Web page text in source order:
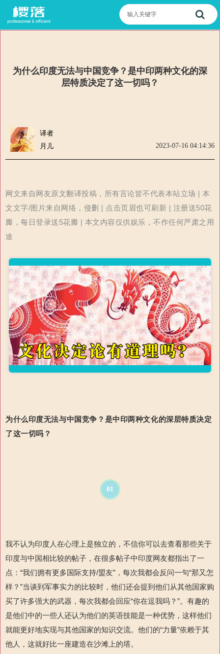
为什么印度无法与中国竞争？是中印两种文化的深
层特质决定了这一切吗？
译者
月儿
2023-07-16 04:14:36
网文来自网友原文翻译投稿，所有言论皆不代表本站立场 | 本
文文字/图片来自网络，侵删 | 点击页眉也可刷新 | 注册送50花
瓣，每日登录送5花瓣 | 本文内容仅供娱乐，不作任何严肃之用
途
为什么印度无法与中国竞争？ 是中印两种文化的深层特质决定
了这一切吗？
01
我不认为印度人在心理上是独立的，不信你可以去查看那些关于
印度与中国相比较的帖子，在很多帖子中印度网友都指出了一
点： “我们拥有更多国际支持/盟友” ，每次我都会反问一句“那又怎
样？”当谈到军事实力的比较时，他们还会提到他们从其他国家购
买了许多强大的武器，每次我都会回应“你在逗我吗？”。有趣的
是他们中的一些人还认为他们的英语技能是一种优势，这样他们
就能更好地实现与其他国家的知识交流。他们的“力量”依赖于其
他人，这就好比一座建造在沙滩上的塔。